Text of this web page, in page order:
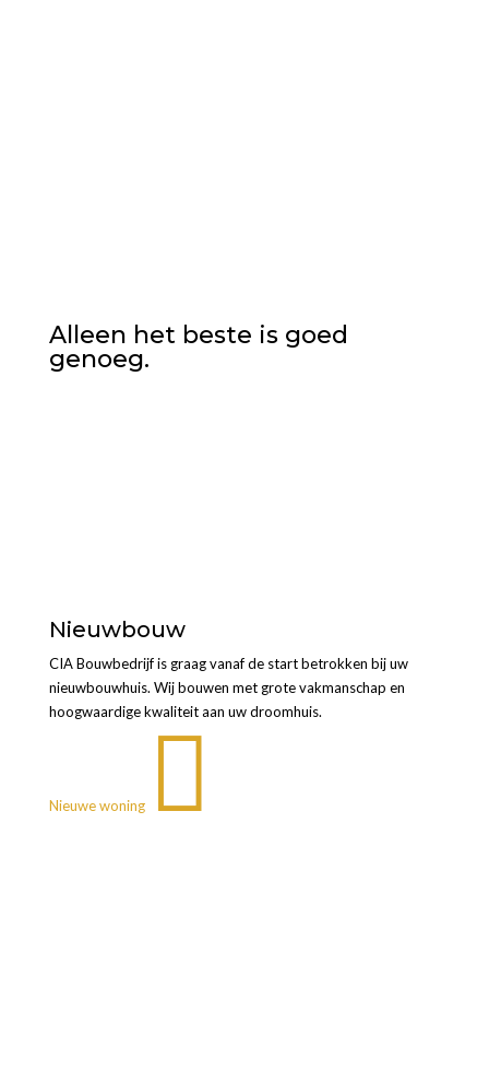
Alleen het beste is goed
genoeg.
Nieuwbouw
CIA Bouwbedrijf is graag vanaf de start betrokken bij uw
nieuwbouwhuis. Wij bouwen met grote vakmanschap en
hoogwaardige kwaliteit aan uw droomhuis.
Nieuwe woning 